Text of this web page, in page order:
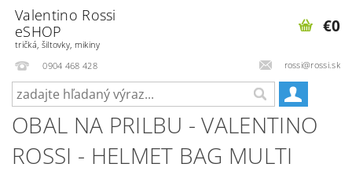
Valentino Rossi
eSHOP
tričká, šiltovky, mikiny
0904 468 428
rossi@rossi.sk
€0
OBAL NA PRILBU - VALENTINO
ROSSI - HELMET BAG MULTI